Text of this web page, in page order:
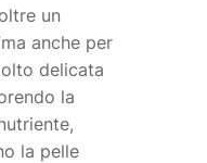
un
anche per
delicata
la
la pelle